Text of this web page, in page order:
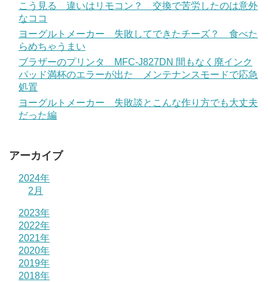
こう見る 違いはリモコン？ 交換で苦労したのは意外
なココ
ヨーグルトメーカー 失敗してできたチーズ？ 食べた
らめちゃうまい
ブラザーのプリンタ MFC-J827DN 間もなく廃インク
パッド満杯のエラーが出た メンテナンスモードで応急
処置
ヨーグルトメーカー 失敗談とこんな作り方でも大丈夫
だった編
アーカイブ
2024年
2月
2023年
2022年
2021年
2020年
2019年
2018年